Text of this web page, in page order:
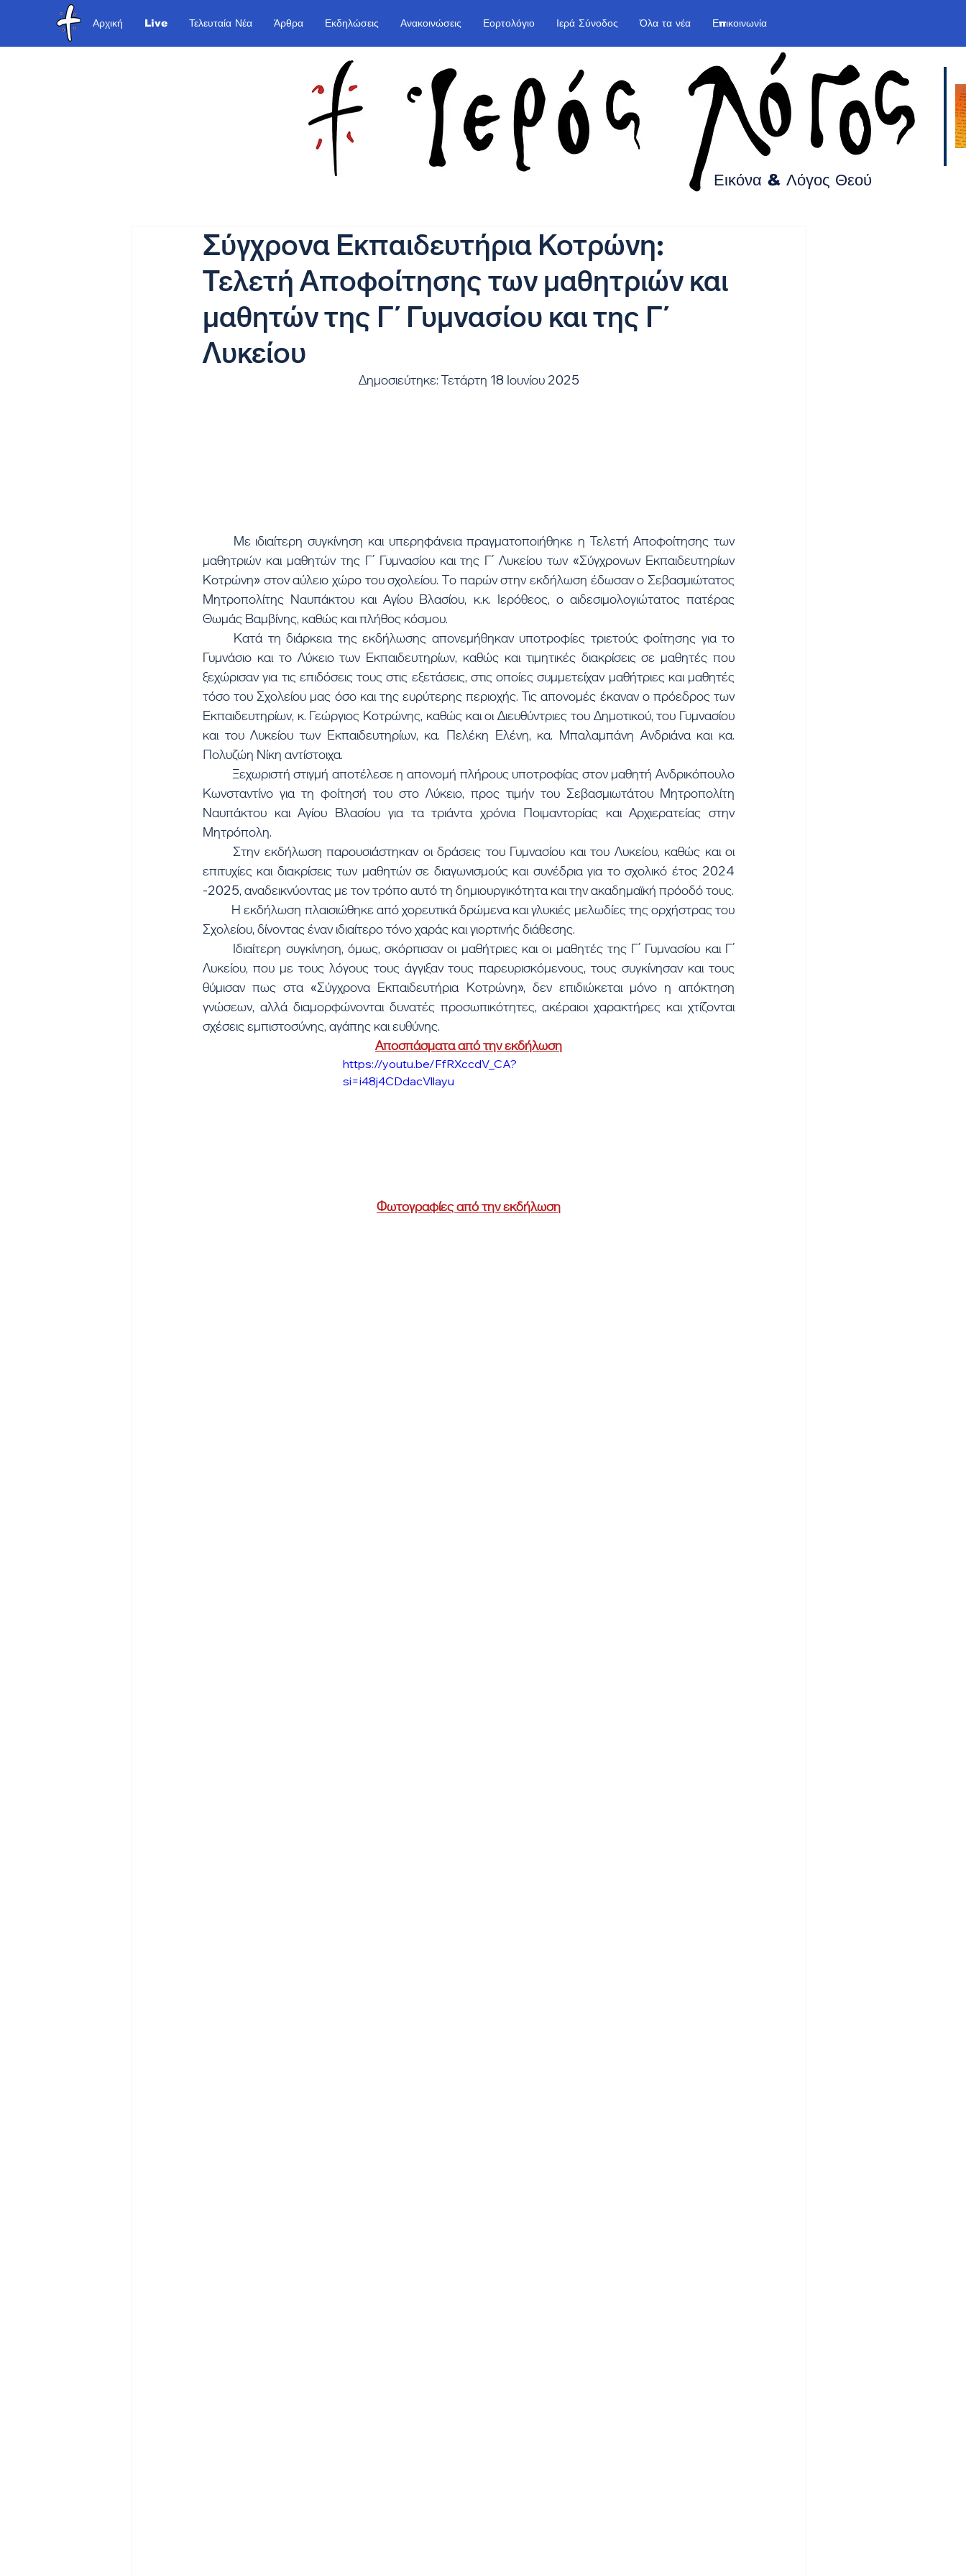
Αρχική Live Τελευταία Νέα Άρθρα Εκδηλώσεις Ανακοινώσεις Εορτολόγιο Ιερά Σύνοδος Όλα τα νέα Επικοινωνία
Εικόνα & Λόγος Θεού
Σύγχρονα Εκπαιδευτήρια Κοτρώνη:
Τελετή Αποφοίτησης των μαθητριών και
μαθητών της Γ΄ Γυμνασίου και της Γ΄
Λυκείου
Δημοσιεύτηκε: Τετάρτη 18 Ιουνίου 2025
μαθητριών και μαθητών της Γ΄ Γυμνασίου και της Γ΄ Λυκείου των «Σύγχρονων Εκπαιδευτηρίων
Κοτρώνη» στον αύλειο χώρο του σχολείου. Το παρών στην εκδήλωση έδωσαν ο Σεβασμιώτατος
Μητροπολίτης Ναυπάκτου και Αγίου Βλασίου, κ.κ. Ιερόθεος, ο αιδεσιμολογιώτατος πατέρας
Θωμάς Βαμβίνης, καθώς και πλήθος κόσμου.
Γυμνάσιο και το Λύκειο των Εκπαιδευτηρίων, καθώς και τιμητικές διακρίσεις σε μαθητές που
ξεχώρισαν για τις επιδόσεις τους στις εξετάσεις, στις οποίες συμμετείχαν μαθήτριες και μαθητές
τόσο του Σχολείου μας όσο και της ευρύτερης περιοχής. Τις απονομές έκαναν ο πρόεδρος των
Εκπαιδευτηρίων, κ. Γεώργιος Κοτρώνης, καθώς και οι Διευθύντριες του Δημοτικού, του Γυμνασίου
και του Λυκείου των Εκπαιδευτηρίων, κα. Πελέκη Ελένη, κα. Μπαλαμπάνη Ανδριάνα και κα.
Πολυζώη Νίκη αντίστοιχα.
Κωνσταντίνο για τη φοίτησή του στο Λύκειο, προς τιμήν του Σεβασμιωτάτου Μητροπολίτη
Ναυπάκτου και Αγίου Βλασίου για τα τριάντα χρόνια Ποιμαντορίας και Αρχιερατείας στην
Μητρόπολη.
	Στην εκδήλωση παρουσιάστηκαν οι δράσεις του Γυμνασίου και του Λυκείου, καθώς και οι
επιτυχίες και διακρίσεις των μαθητών σε διαγωνισμούς και συνέδρια για το σχολικό έτος 2024
-2025, αναδεικνύοντας με τον τρόπο αυτό τη δημιουργικότητα και την ακαδημαϊκή πρόοδό τους.
Σχολείου, δίνοντας έναν ιδιαίτερο τόνο χαράς και γιορτινής διάθεσης.
Λυκείου, που με τους λόγους τους άγγιξαν τους παρευρισκόμενους, τους συγκίνησαν και τους
θύμισαν πως στα «Σύγχρονα Εκπαιδευτήρια Κοτρώνη», δεν επιδιώκεται μόνο η απόκτηση
γνώσεων, αλλά διαμορφώνονται δυνατές προσωπικότητες, ακέραιοι χαρακτήρες και χτίζονται
σχέσεις εμπιστοσύνης, αγάπης και ευθύνης.
Αποσπάσματα από την εκδήλωση
https://youtu.be/FfRXccdV_CA?
si=i48j4CDdacVllayu
Φωτογραφίες από την εκδήλωση